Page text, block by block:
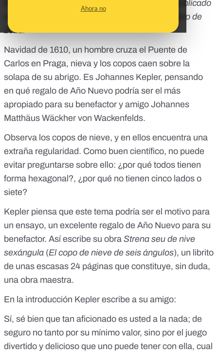
Ahora no
fue publicado
en The Conversation el 5 de enero de
2021.
Navidad de 1610, un hombre cruza el Puente de
Carlos en Praga, nieva y los copos caen sobre la
solapa de su abrigo. Es Johannes Kepler, pensando
en qué regalo de Año Nuevo podría ser el más
apropiado para su benefactor y amigo Johannes
Matthäus Wäckher von Wackenfelds.
Observa los copos de nieve, y en ellos encuentra una
extraña regularidad. Como buen científico, no puede
evitar preguntarse sobre ello: ¿por qué todos tienen
forma hexagonal?, ¿por qué no tienen cinco lados o
siete?
Kepler piensa que este tema podría ser el motivo para
un ensayo, un excelente regalo de Año Nuevo para su
benefactor. Así escribe su obra Strena seu de nive
sexángula (El copo de nieve de seis ángulos), un librito
de unas escasas 24 páginas que constituye, sin duda,
una obra maestra.
En la introducción Kepler escribe a su amigo:
Sí, sé bien que tan aficionado es usted a la nada; de
seguro no tanto por su mínimo valor, sino por el juego
divertido y delicioso que uno puede tener con ella, cual